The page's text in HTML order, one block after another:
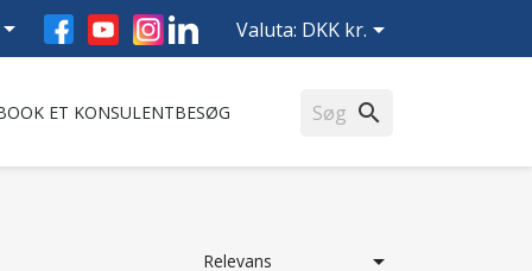
FacebookYouTubeInstagram
LinkedIn
Valuta: DKK kr.
ET KONSULENTBESØG search
Relevans 